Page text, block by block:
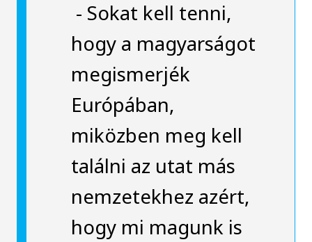
- Sokat kell tenni,
hogy a magyarságot
megismerjék
Európában,
miközben meg kell
találni az utat más
nemzetekhez azért,
hogy mi magunk is